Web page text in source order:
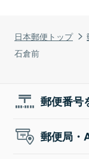
日本郵便トップ
石倉前
郵便番号
郵便局・